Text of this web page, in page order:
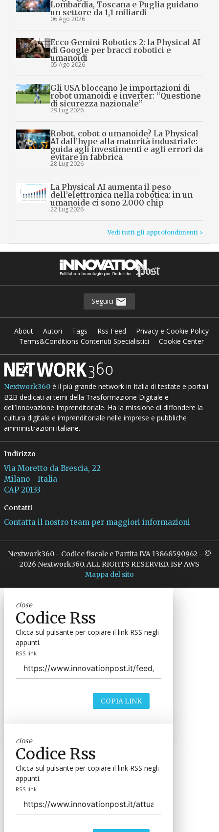
Lombardia, Toscana e Puglia guidano
un settore da 1,1 miliardi
06 Ago 2026
Ecco Gemini Robotics 2: la Physical AI
di Google per bracci robotici e
umanoidi
05 Ago 2026
Gli USA bloccano le importazioni di
robot umanoidi e inverter: “Questione
di sicurezza nazionale”
29 Lug 2026
Robot, cobot o umanoide? La Physical
AI dall’hype alla maturità industriale:
guida agli investimenti e agli errori da
evitare in fabbrica
28 Lug 2026
La Physical AI aumenta il peso
dell’elettronica nella robotica: in un
umanoide ci sono 2.000 chip
22 Lug 2026
Vedi tutti gli approfondimenti >
Seguici
About Autori Tags Rss Feed
Privacy e Cookie Policy
Terms&Conditions Contenuti Specialistici
Cookie Center
Nextwork360è il più grande network in Italia di testate e portali
B2B dedicati ai temi della Trasformazione Digitale e
dell’Innovazione Imprenditoriale. Ha la missione di diffondere la
cultura digitale e imprenditoriale nelle imprese e pubbliche
amministrazioni italiane.
Indirizzo
Via Moretto da Brescia, 22
Milano - Italia
CAP 20133
Contatti
Contatta il nostro team per maggiori informazioni
Nextwork360 - Codice fiscale e Partita IVA 13868590962 - ©
2026 Nextwork360. ALL RIGHTS RESERVED. ISP AWS
Mappa del sito
close
Codice Rss
Clicca sul pulsante per copiare il link RSS negli
appunti.
RSS link
COPIA LINK
close
Codice Rss
Clicca sul pulsante per copiare il link RSS negli
appunti.
RSS link